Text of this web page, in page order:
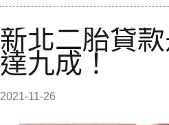
新北二胎貸
達九成！
2021-11-26